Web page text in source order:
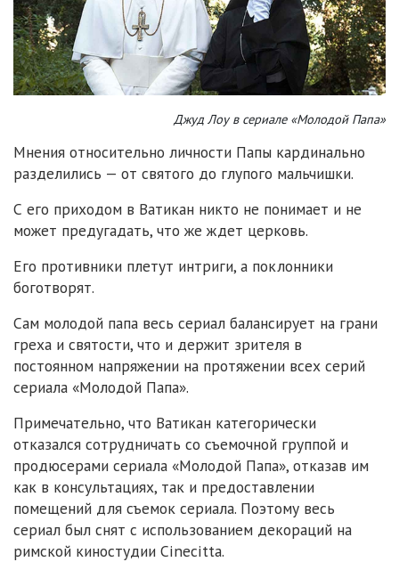
Джуд Лоу в сериале «Молодой Папа»
Мнения относительно личности Папы кардинально
разделились — от святого до глупого мальчишки.
С его приходом в Ватикан никто не понимает и не
может предугадать, что же ждет церковь.
Его противники плетут интриги, а поклонники
боготворят.
Сам молодой папа весь сериал балансирует на грани
греха и святости, что и держит зрителя в
постоянном напряжении на протяжении всех серий
сериала «Молодой Папа».
Примечательно, что Ватикан категорически
отказался сотрудничать со съемочной группой и
продюсерами сериала «Молодой Папа», отказав им
как в консультациях, так и предоставлении
помещений для съемок сериала. Поэтому весь
сериал был снят с использованием декораций на
римской киностудии Cinecitta.